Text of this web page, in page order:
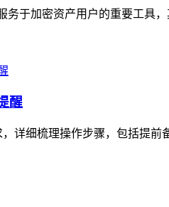
务于加密资产用户的重要工
醒
详细梳理操作步骤，包括提